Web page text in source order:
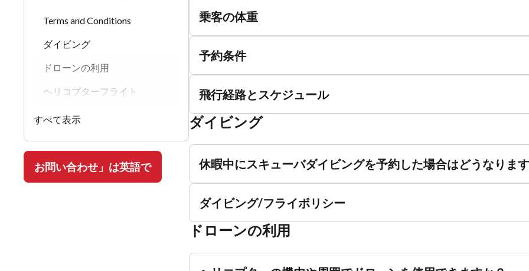
Terms and Conditions
ダイビング
ドローンの利用
ヘリコプターフライト
すべて表示
お問い合わせ」は英語で
乗客の体重
予約条件
飛行経路とスケジュール
ダイビング
休暇中にスキューバダイビングを予約した場合はどうなりま
ダイビング/フライポリシー
ドローンの利用